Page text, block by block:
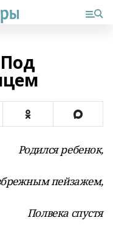
Родился ребенок,
пейзажем,
Полвека спустя